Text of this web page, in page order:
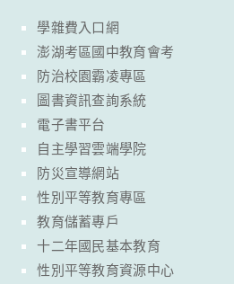
學雜費入口網
澎湖考區國中教育會考
防治校園霸凌專區
圖書資訊查詢系統
電子書平台
自主學習雲端學院
防災宣導網站
性別平等教育專區
教育儲蓄專戶
十二年國民基本教育
性別平等教育資源中心